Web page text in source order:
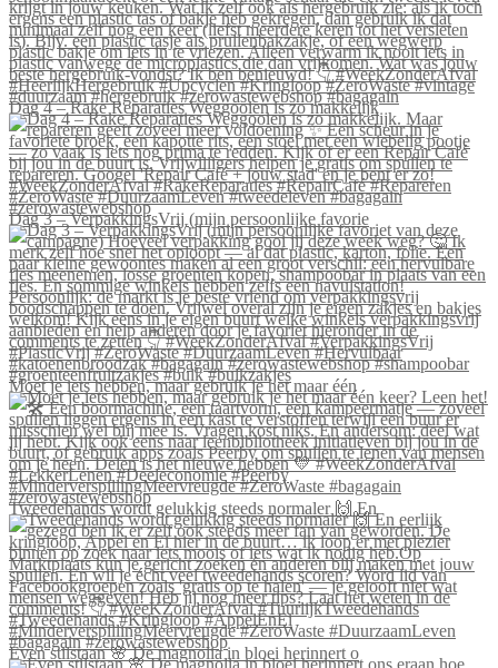
Dag 4 – Rake Reparaties Weggooien is zo makkelijk
Dag 3 – VerpakkingsVrij (mijn persoonlijke favorie
Moet je iets hebben, maar gebruik je het maar één
Tweedehands wordt gelukkig steeds normaler 🙌 En
Even stilstaan 🌸 De magnolia in bloei herinnert o